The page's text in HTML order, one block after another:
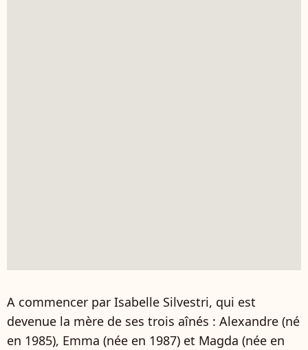
A commencer par Isabelle Silvestri, qui est
devenue la mère de ses trois aînés : Alexandre (né
en 1985), Emma (née en 1987) et Magda (née en